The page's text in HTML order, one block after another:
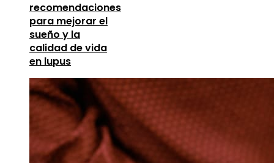
recomendaciones
para mejorar el
sueño y la
calidad de vida
en lupus